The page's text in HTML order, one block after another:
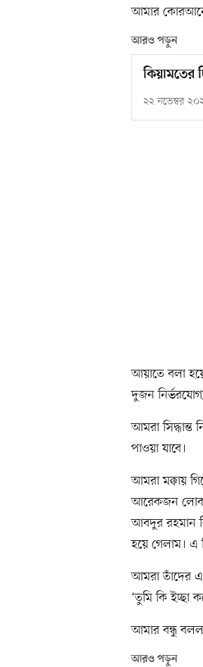
আমার
আরও পড়ুন
কিয়ামতের
২২ নভেম্বর
আয়াতে বলা
দুজন
আমরা সিদ্ধান্ত
পাওয়া যাবে।
আমরা মক্কায়
আরেকজন লোক
আবদুর রহমান
হয়ে গেলাম। এ
আমরা তাঁদের
‘তুমি কি ইচ্ছা
আমার বন্ধু বলল,
আরও পড়ুন